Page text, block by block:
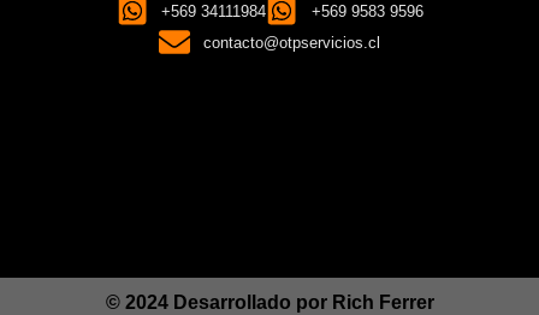
+569 34111984
+569 9583 9596
contacto@otpservicios.cl
© 2024 Desarrollado por Rich Ferrer